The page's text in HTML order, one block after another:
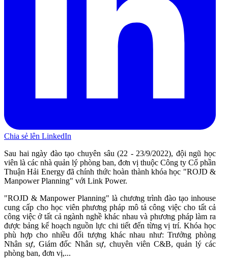
Chia sẻ lên LinkedIn
Sau hai ngày đào tạo chuyên sâu (22 - 23/9/2022), đội ngũ học
viên là các nhà quản lý phòng ban, đơn vị thuộc Công ty Cổ phần
Thuận Hải Energy đã chính thức hoàn thành khóa học "ROJD &
Manpower Planning" với Link Power.
"ROJD & Manpower Planning" là chương trình đào tạo inhouse
cung cấp cho học viên phương pháp mô tả công việc cho tất cả
công việc ở tất cả ngành nghề khác nhau và phương pháp làm ra
được bảng kế hoạch nguồn lực chi tiết đến từng vị trí. Khóa học
phù hợp cho nhiều đối tượng khác nhau như: Trưởng phòng
Nhân sự, Giám đốc Nhân sự, chuyên viên C&B, quản lý các
phòng ban, đơn vị,...